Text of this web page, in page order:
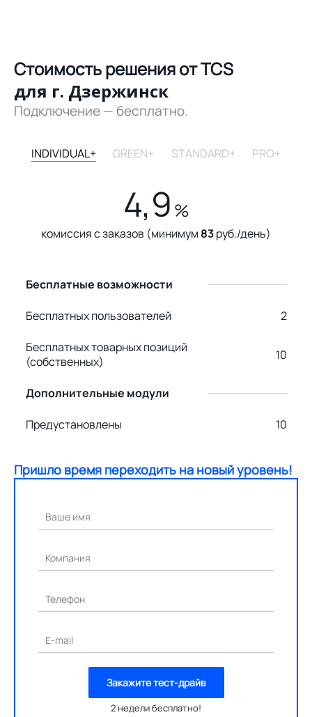
Стоимость решения от TCS
для г. Дзержинск
Подключение — бесплатно.
INDIVIDUAL+ GREEN+ STANDARD+ PRO+
4,9 %
комиссия с заказов (минимум 83руб./день)
Бесплатные возможности
Бесплатных пользователей 2
Бесплатных товарных позиций
(собственных)
10
Дополнительные модули
Предустановлены 10
Пришло время переходить на новый уровень!
Ваше имя
Компания
Телефон
E-mail
Закажите тест-драйв
2 недели бесплатно!